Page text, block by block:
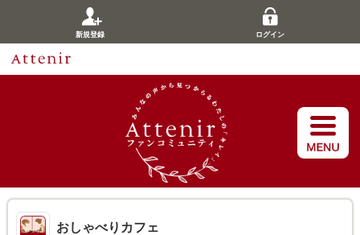
新規登録 ログイン
おしゃべりカフェ